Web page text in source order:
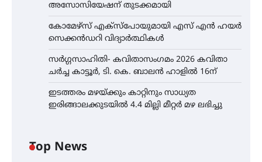
അസോസിയേഷന് തുടക്കമായി
കോമേഴ്സ് എക്സ്പോയുമായി എസ് എൻ ഹയർ
സെക്കൻഡറി വിദ്യാർത്ഥികൾ
സർഗ്ഗസാഹിതി- കവിതാസംഗമം 2026 കവിതാ
ചർച്ച കാട്ടൂർ, ടി. കെ. ബാലൻ ഹാളിൽ 16ന്
ഇടത്തരം മഴയ്ക്കും കാറ്റിനും സാധ്യത
ഇരിങ്ങാലക്കുടയിൽ 4.4 മില്ലി മീറ്റർ മഴ ലഭിച്ചു
Top News